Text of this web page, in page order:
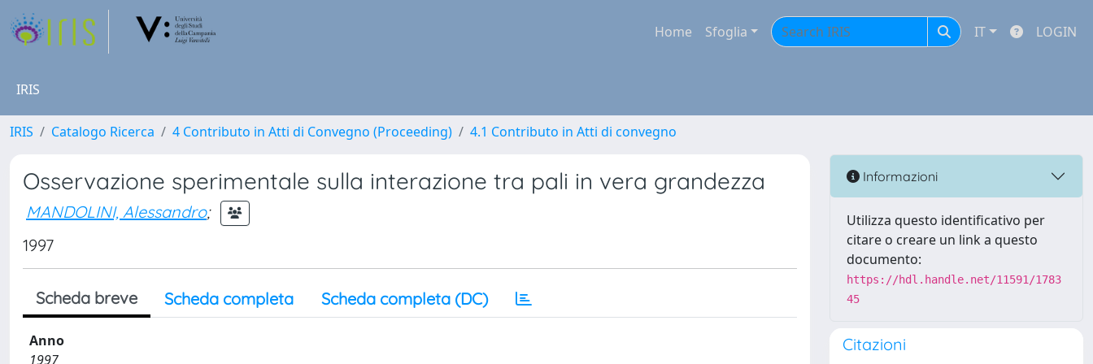
Home Sfoglia IT LOGIN
IRIS
IRIS Catalogo Ricerca 4 Contributo in Atti di Convegno (Proceeding) 4.1 Contributo in Atti di convegno
Osservazione sperimentale sulla interazione tra pali in vera grandezza
MANDOLINI, Alessandro;
1997
Scheda breve Scheda completa Scheda completa (DC)
Anno
1997
Informazioni
Utilizza questo identificativo per
citare o creare un link a questo
documento:
https://hdl.handle.net/11591/1783
45
Citazioni